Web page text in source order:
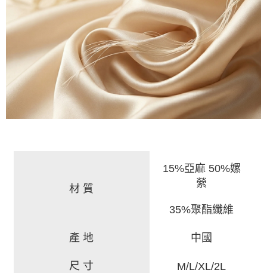
材 質
15%亞麻 50%嫘
縈
35%聚酯纖維
產 地 中國
尺 寸 M/L/XL/2L